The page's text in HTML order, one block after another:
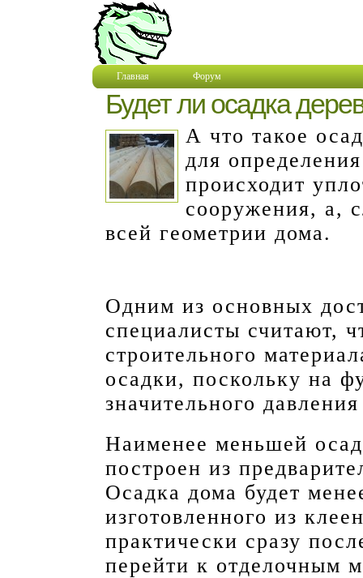
Главная Форум
Будет ли осадка
А что такое
для
происходит
сооружения, а,
всей геометрии дома.
Одним из основных
специалисты считают,
строительного
осадки, поскольку на
значительного
Наименее меньшей
построен из
Осадка дома будет
изготовленного из
практически сразу
перейти к отделочным